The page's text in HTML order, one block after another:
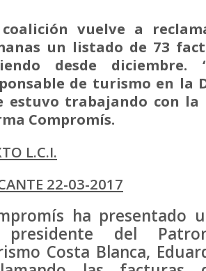
vuelve a
un listado de 73
desde
de turismo en la
estuvo trabajando con
Compromís.
L.C.I.
22-03-2017
ha presentado
del
Costa Blanca,